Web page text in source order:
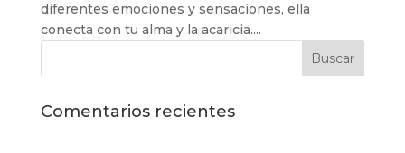
diferentes emociones y sensaciones, ella
conecta con tu alma y la acaricia....
Comentarios recientes